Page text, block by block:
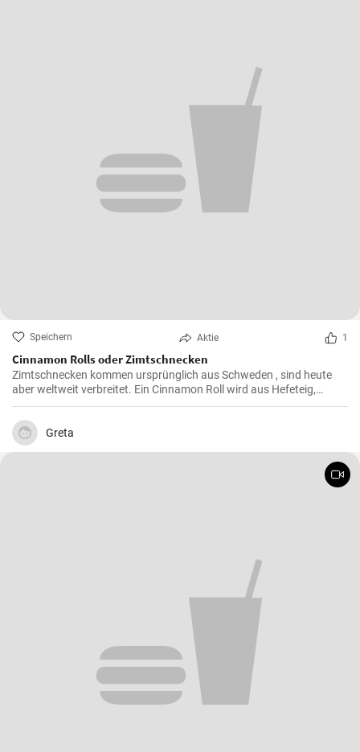
Speichern Aktie 1
Cinnamon Rolls oder Zimtschnecken
Zimtschnecken kommen ursprünglich aus Schweden , sind heute
aber weltweit verbreitet. Ein Cinnamon Roll wird aus Hefeteig,
Butter, Zimt und Zucker zubereitet . Ihre Kinder und Kaffeegäste
werden es lieben.
Greta